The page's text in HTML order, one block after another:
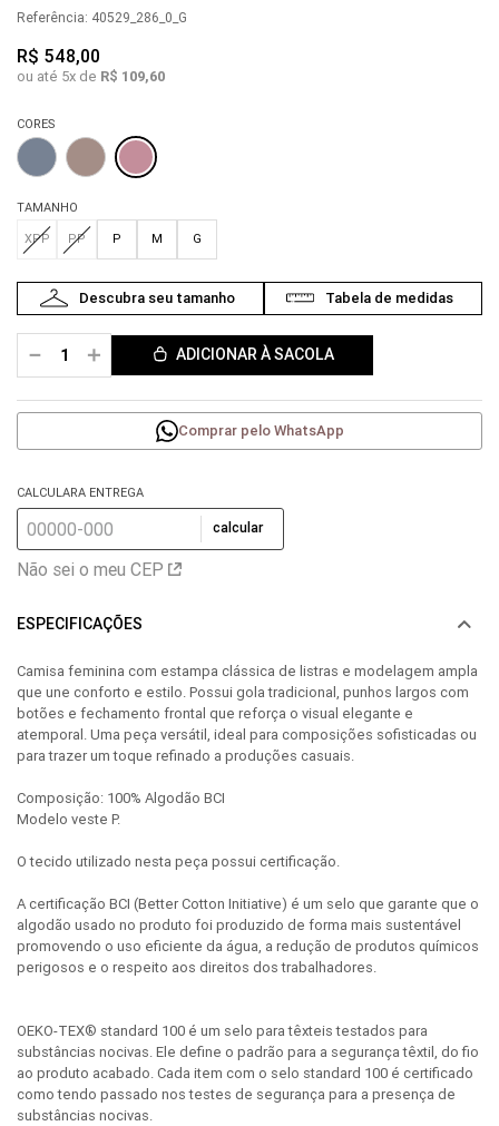
Referência: 40529_286_0_G
R$ 548,00
ou até 5x de R$ 109,60
CORES
TAMANHO
PP P M G
XPP
＋
－ ADICIONAR À SACOLA
Comprar pelo WhatsApp
CALCULARA ENTREGA
calcular
Não sei o meu CEP
ESPECIFICAÇÕES
Camisa feminina com estampa clássica de listras e modelagem ampla
que une conforto e estilo. Possui gola tradicional, punhos largos com
botões e fechamento frontal que reforça o visual elegante e
atemporal. Uma peça versátil, ideal para composições sofisticadas ou
para trazer um toque refinado a produções casuais.
Composição: 100% Algodão BCI
Modelo veste P.
O tecido utilizado nesta peça possui certificação.
A certificação BCI (Better Cotton Initiative) é um selo que garante que o
algodão usado no produto foi produzido de forma mais sustentável
promovendo o uso eficiente da água, a redução de produtos químicos
perigosos e o respeito aos direitos dos trabalhadores.
OEKO-TEX® standard 100 é um selo para têxteis testados para
substâncias nocivas. Ele define o padrão para a segurança têxtil, do fio
ao produto acabado. Cada item com o selo standard 100 é certificado
como tendo passado nos testes de segurança para a presença de
substâncias nocivas.